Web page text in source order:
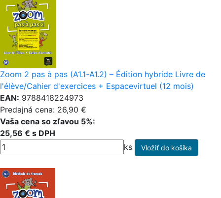
Zoom 2 pas à pas (A1.1-A1.2) – Édition hybride Livre de
l'élève/Cahier d'exercices + Espacevirtuel (12 mois)
EAN: 9788418224973
Predajná cena: 26,90 €
Vaša cena so zľavou 5%:
25,56 € s DPH
ks